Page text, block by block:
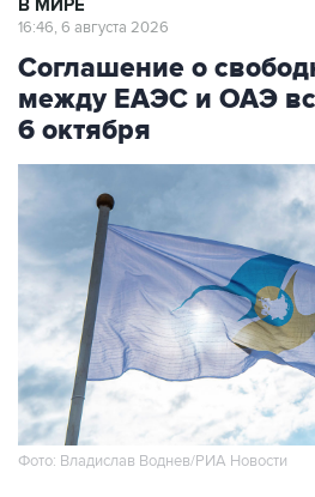
Соглашение о
между ЕАЭС и ОАЭ
6 октября
Фото: Владислав Воднев/РИА Новости
Москва. 6 августа.